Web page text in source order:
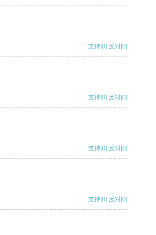
支持[0] 反对[0]
支持[0] 反对[0]
支持[0] 反对[0]
支持[0] 反对[0]